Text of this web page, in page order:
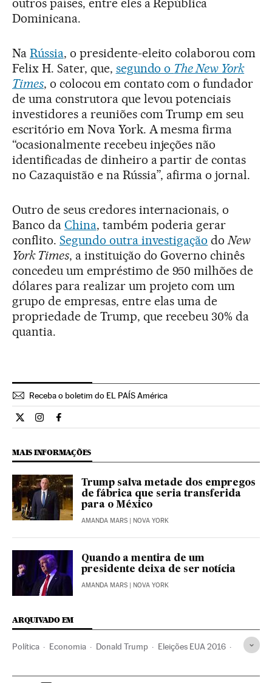
outros países, entre eles a República
Dominicana.
Na Rússia, o presidente-eleito colaborou com
Felix H. Sater, que, segundo o The New York
Times, o colocou em contato com o fundador
de uma construtora que levou potenciais
investidores a reuniões com Trump em seu
escritório em Nova York. A mesma firma
“ocasionalmente recebeu injeções não
identificadas de dinheiro a partir de contas
no Cazaquistão e na Rússia”, afirma o jornal.
Outro de seus credores internacionais, o
Banco da China, também poderia gerar
conflito. Segundo outra investigação doNew
York Times, a instituição do Governo chinês
concedeu um empréstimo de 950 milhões de
dólares para realizar um projeto com um
grupo de empresas, entre elas uma de
propriedade de Trump, que recebeu 30% da
quantia.
Receba o boletim do EL PAÍS América
Internacional El País Brasil en Twitter
Internacional El País Brasil en Instagram
Internacional El País Brasil en Facebook
MAIS INFORMAÇÕES
Trump salva metade dos empregos
de fábrica que seria transferida
para o México
AMANDA MARS | NOVA YORK
Quando a mentira de um
presidente deixa de ser notícia
AMANDA MARS | NOVA YORK
ARQUIVADO EM
Política Economia Donald Trump Eleições EUA 2016